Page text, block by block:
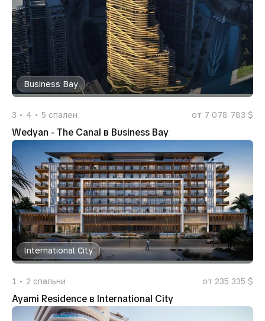
Business Bay
3 4 5 спален от 7 078 783 $
Wedyan - The Canal в Business Bay
International City
1 2 спальни от 235 335 $
Ayami Residence в International City